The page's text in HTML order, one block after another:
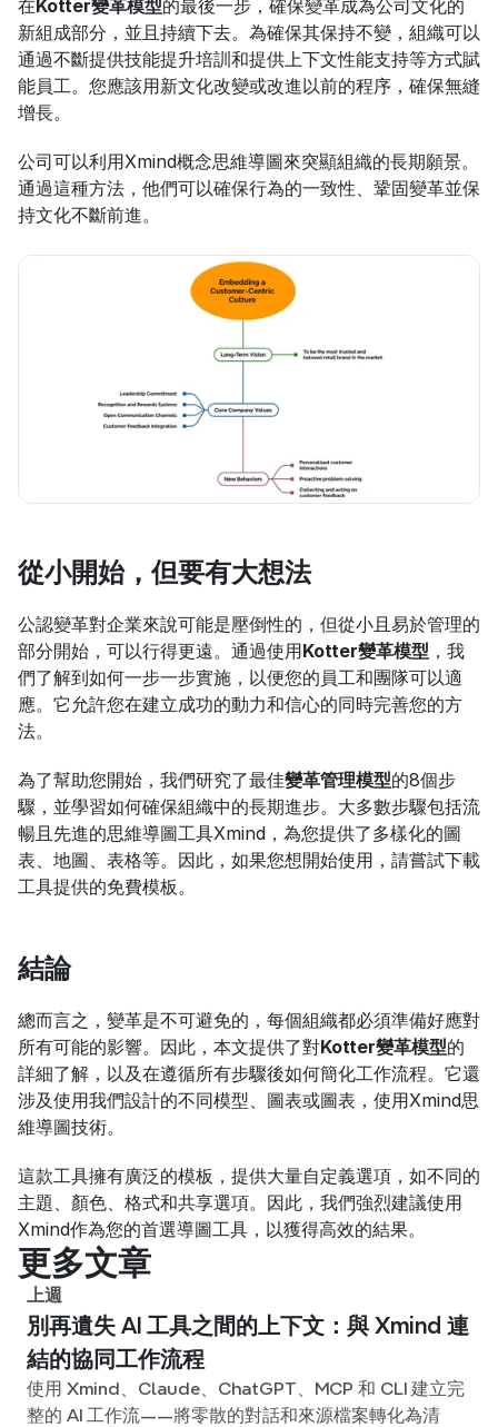
在Kotter變革模型的最後一步，確保變革成為公司文化的
新組成部分，並且持續下去。為確保其保持不變，組織可以
通過不斷提供技能提升培訓和提供上下文性能支持等方式賦
能員工。您應該用新文化改變或改進以前的程序，確保無縫
增長。
公司可以利用Xmind概念思維導圖來突顯組織的長期願景。
通過這種方法，他們可以確保行為的一致性、鞏固變革並保
持文化不斷前進。
從小開始，但要有大想法
公認變革對企業來說可能是壓倒性的，但從小且易於管理的
部分開始，可以行得更遠。通過使用Kotter變革模型 ，我
們了解到如何一步一步實施，以便您的員工和團隊可以適
應。它允許您在建立成功的動力和信心的同時完善您的方
法。
為了幫助您開始，我們研究了最佳變革管理模型的8個步
驟，並學習如何確保組織中的長期進步。大多數步驟包括流
暢且先進的思維導圖工具Xmind，為您提供了多樣化的圖
表、地圖、表格等。因此，如果您想開始使用，請嘗試下載
工具提供的免費模板。
結論
總而言之，變革是不可避免的，每個組織都必須準備好應對
所有可能的影響。因此，本文提供了對Kotter變革模型的
詳細了解，以及在遵循所有步驟後如何簡化工作流程。它還
涉及使用我們設計的不同模型、圖表或圖表，使用Xmind思
維導圖技術。
這款工具擁有廣泛的模板，提供大量自定義選項，如不同的
主題、顏色、格式和共享選項。因此，我們強烈建議使用
Xmind作為您的首選導圖工具，以獲得高效的結果。
更多文章
上週
別再遺失 AI 工具之間的上下文：與 Xmind 連
結的協同工作流程
使用 Xmind、Claude、ChatGPT、MCP 和 CLI 建立完
整的 AI 工作流——將零散的對話和來源檔案轉化為清